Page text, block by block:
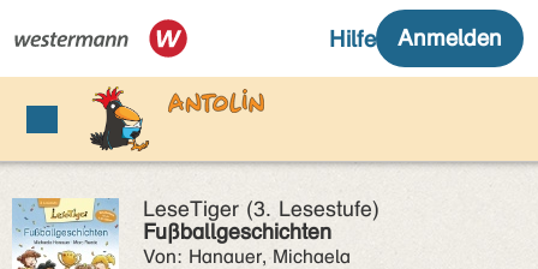
LeseTiger (3. Lesestufe)
Fußballgeschichten
Von: Hanauer, Michaela